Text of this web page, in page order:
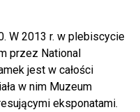
W 2013 r. w plebiscycie
przez National
jest w całości
w nim Muzeum
eksponatami.